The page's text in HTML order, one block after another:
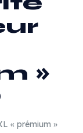
»
« prémium »